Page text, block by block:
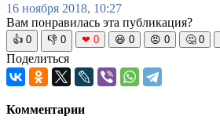
16 ноября 2018, 10:27
Вам понравилась эта публикация?
👍 0 👎 0 ❤ 0 😆 0 😡 0 🤔 0
Поделиться
Комментарии